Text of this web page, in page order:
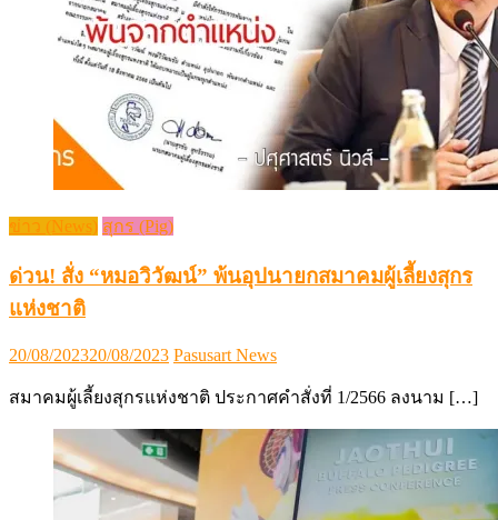
ข่าว (News) สุกร (Pig)
ด่วน! สั่ง “หมอวิวัฒน์” พ้นอุปนายกสมาคมผู้เลี้ยงสุกร
แห่งชาติ
Posted
20/08/202320/08/2023 Author
Pasusart News
สมาคมผู้เลี้ยงสุกรแห่งชาติ ประกาศคำสั่งที่ 1/2566 ลงนาม […]